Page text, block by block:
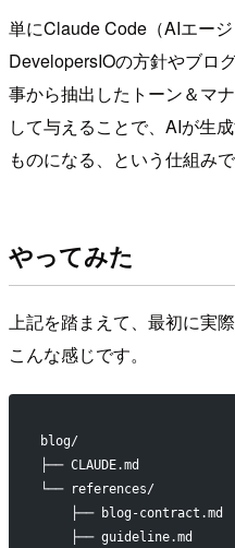
単にClaude Code（AIエー
DevelopersIOの方針やブロ
事から抽出したトーン＆マ
して与えることで、AIが生
ものになる、という仕組みで
やってみた
上記を踏まえて、最初に実
こんな感じです。
blog/
├── CLAUDE.md
└── references/
├── blog-contract.md
├── guideline.md